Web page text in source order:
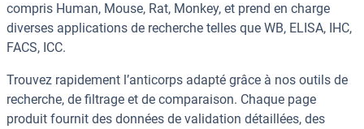
compris Human, Mouse, Rat, Monkey, et prend en charge
diverses applications de recherche telles que WB, ELISA, IHC,
FACS, ICC.
Trouvez rapidement l’anticorps adapté grâce à nos outils de
recherche, de filtrage et de comparaison. Chaque page
produit fournit des données de validation détaillées, des